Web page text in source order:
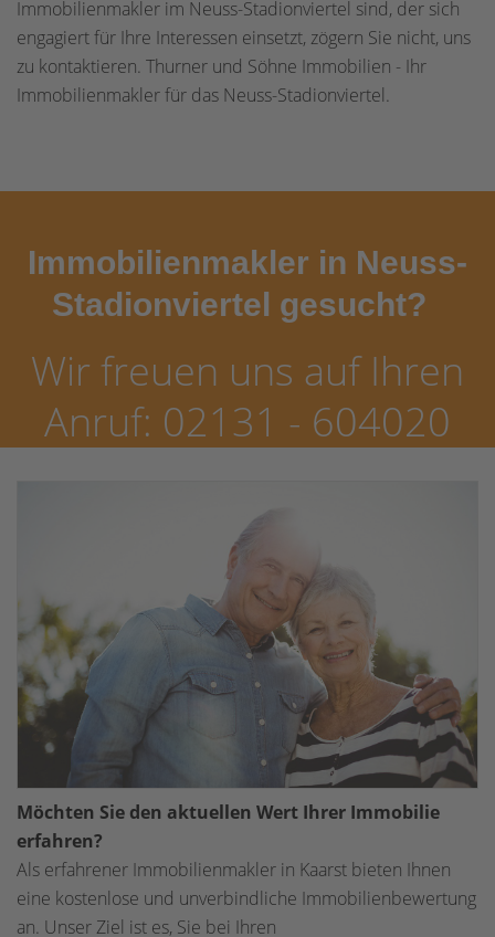
Immobilienmakler im Neuss-Stadionviertel sind, der sich
engagiert für Ihre Interessen einsetzt, zögern Sie nicht, uns
zu kontaktieren. Thurner und Söhne Immobilien - Ihr
Immobilienmakler für das Neuss-Stadionviertel.
Immobilienmakler in Neuss-
Stadionviertel gesucht?
Wir freuen uns auf Ihren
Anruf: 02131 - 604020
Möchten Sie den aktuellen Wert Ihrer Immobilie
erfahren?
Als erfahrener Immobilienmakler in Kaarst bieten Ihnen
eine kostenlose und unverbindliche Immobilienbewertung
an. Unser Ziel ist es, Sie bei Ihren